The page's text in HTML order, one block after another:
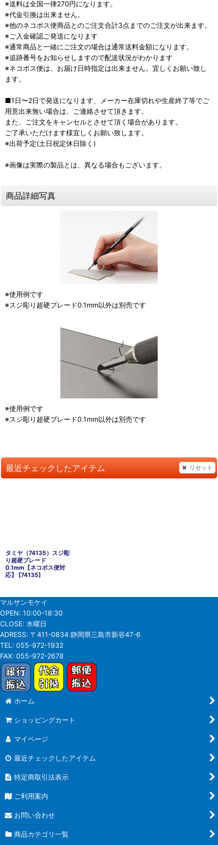
※送料は全国一律270円になります。
※代金引換は出来ません。
※他のネコポス便商品とのご注文合計3点までのご注文が出来ます。
※ご入金確認ご発送になります
※通常商品と一緒にご注文の場合は通常送料金額になります。
※追跡番号をお知らせしますので配送状況がわかります
※ネコポス便は、お届け日時指定は出来ません。宜しくお願い致し
ます。
■1日〜2日で発送になります、メーカー在庫切れや生産終了等でご
用意出来無い場合は、ご連絡させて頂きます。
また、ご注文をキャンセルとさせて頂く場合があります。
ご了承いただけます様宜しくお願い致します。
※出荷予定(土日祝定休日除く)
※画像は実際の製品とは、異なる場合もございます。
商品詳細写真
※使用例です
※スジ彫り超硬ブレード0.1mm以外は別売です
※使用例です
※スジ彫り超硬ブレード0.1mm以外は別売です
最近チェックしたアイテム リセット
タミヤ（74135）スジ彫
り超硬ブレード
0.1mm【ネコポス便対
応】
[74135]
マルサンモケイ
OPEN: 10:00-18:30
CLOSE: 水曜日
ADRESS: 〒411-0834 静岡県三島市新谷47-6
TEL: 055-972-1932
FAX: 055-972-2678
ホーム
ショッピングカート
マイページ
最近チェックしたアイテム
特定商取引法表示
ご利用案内
お問い合わせ
商品カテゴリ一覧